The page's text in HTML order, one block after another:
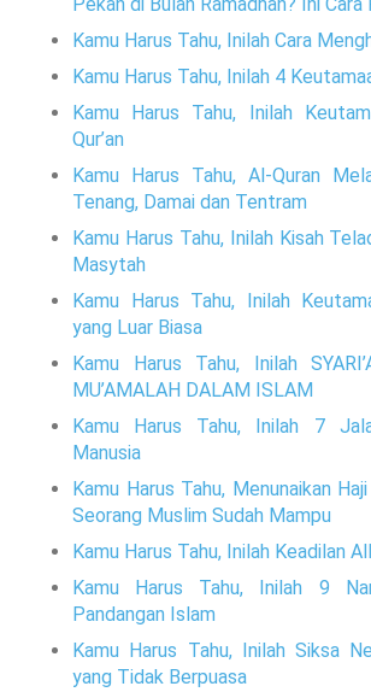
Kamu Harus Tahu, Inilah Cara
Kamu Harus Tahu, Inilah 4
Kamu Harus Tahu, Inilah
Qur’an
Kamu Harus Tahu, Al-Quran
Tenang, Damai dan Tentram
Kamu Harus Tahu, Inilah Kisah
Masytah
Kamu Harus Tahu, Inilah
yang Luar Biasa
Kamu Harus Tahu, Inilah
MU’AMALAH DALAM ISLAM
Kamu Harus Tahu, Inilah 7
Manusia
Kamu Harus Tahu, Menunaikan
Seorang Muslim Sudah Mampu
Kamu Harus Tahu, Inilah Keadilan
Kamu Harus Tahu, Inilah 9
Pandangan Islam
Kamu Harus Tahu, Inilah Siksa
yang Tidak Berpuasa